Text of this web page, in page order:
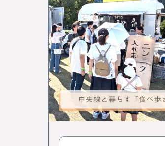
イルミネーション
お菓子
レポート
特集 特集分
イタリアン
国立 武蔵
スイーツ
チョコレート
中野サンプラザ
中野ブロ
歴史
アニメ 杉並区
ワークショップ
バレンタ
カフェ散歩
イベント
自動車教習所 武蔵境
昭
イマジナス
農業 小金
中央線からはじまるしぇ